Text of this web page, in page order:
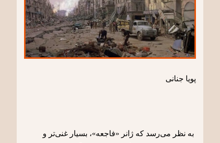
پویا جنانی
به نظر می‌رسد که ژانر «فاجعه»، بسیار غنی‌تر و